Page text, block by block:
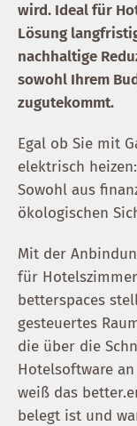
wird. Ideal für
Lösung
nachhaltige
sowohl Ihrem
zugutekommt.
Egal ob Sie mit
elektrisch
Sowohl aus
ökologischen
Mit der
für
betterspaces
gesteuertes
die über die
Hotelsoftware
weiß das
belegt ist und